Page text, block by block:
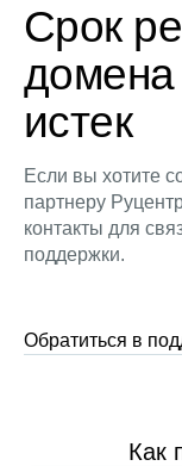
Срок
домена
истек
Если вы хотите
партнеру
контакты для
поддержки.
Обратиться в
Как